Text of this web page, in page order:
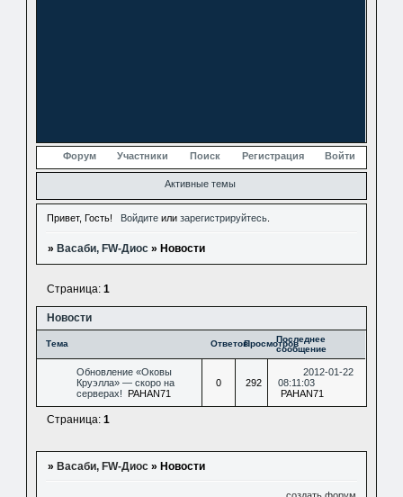
Форум Участники Поиск Регистрация Войти
Активные темы
Привет, Гость! Войдитеили зарегистрируйтесь.
» Васаби, FW-Диос » Новости
Новости
Страница:1
Тема ОтветовПросмотровПоследнее
сообщение
Обновление «Оковы
Круэлла» — скоро на
серверах!
PAHAN71
0 292
2012-01-22
08:11:03
PAHAN71
Страница:1
» Васаби, FW-Диос » Новости